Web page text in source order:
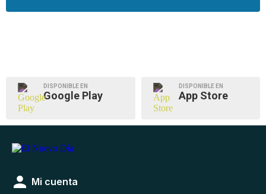
DISPONIBLE EN
Google Play
DISPONIBLE EN
App Store
Mi cuenta